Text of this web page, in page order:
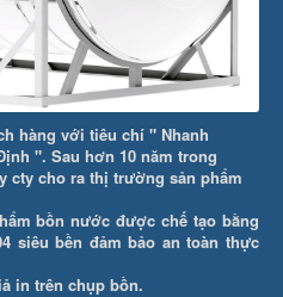
hàng với tiêu chí " Nhanh
". Sau hơn 10 năm trong
cty cho ra thị trường sản phẩm
bồn nước được chế tạo bằng
siêu bền đảm bảo an toàn thực
in trên chụp bồn.